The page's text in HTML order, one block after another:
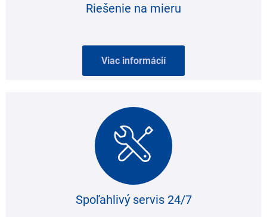
Riešenie na mieru
Viac informácií
Spoľahlivý servis 24/7